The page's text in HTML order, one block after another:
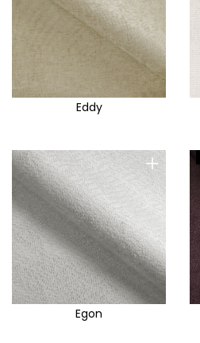
Eddy
+
Egon